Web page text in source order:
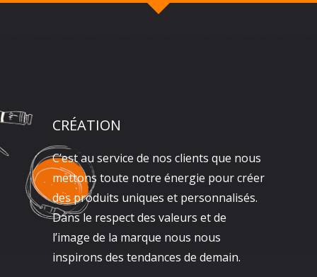
CRÉATION
C’est au service de nos clients que nous
mettons toute notre énergie pour créer
des produits uniques et personnalisés.
Dans le respect des valeurs et de
l’image de la marque nous nous
inspirons des tendances de demain.